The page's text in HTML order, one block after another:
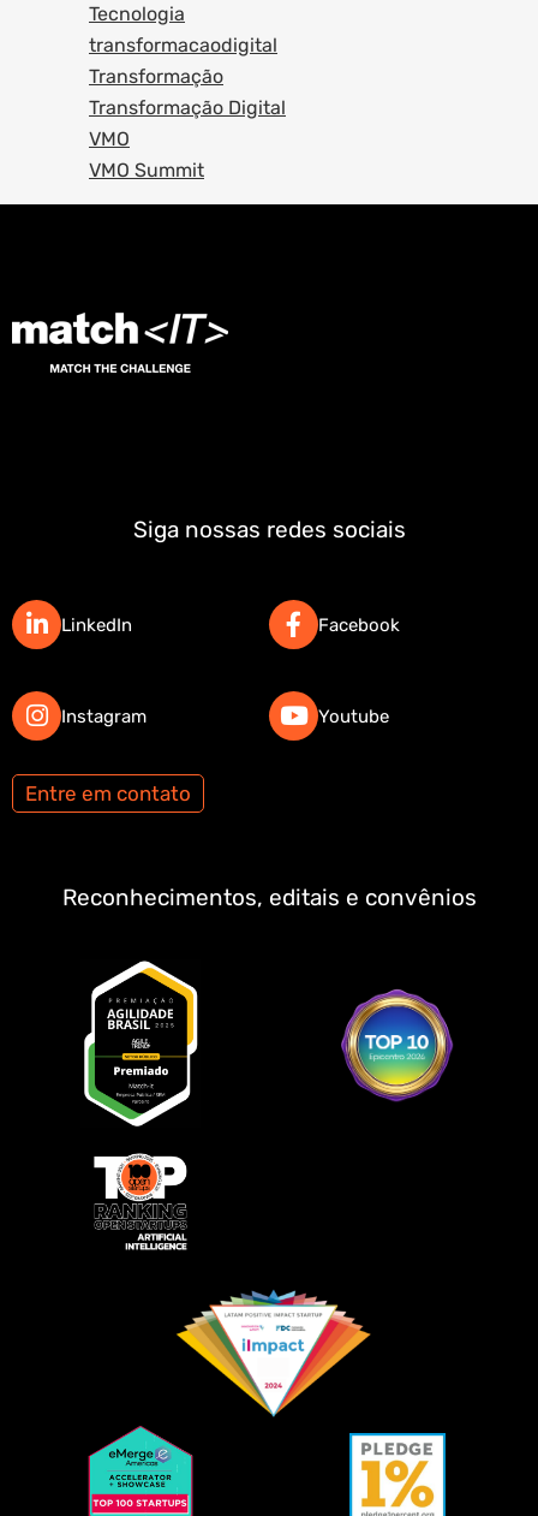
Tecnologia
transformacaodigital
Transformação
Transformação Digital
VMO
VMO Summit
Siga nossas redes sociais
LinkedIn
Instagram
Facebook
Youtube
Entre em contato
Reconhecimentos, editais e convênios